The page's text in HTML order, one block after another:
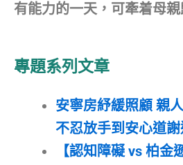
有能力的一天，可牽着母親
專題系列文章
安寧房紓緩照顧 親
不忍放手到安心道謝
【認知障礙 vs 柏金